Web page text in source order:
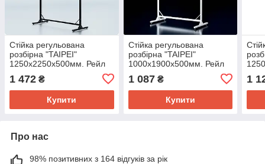
Стійка регульована
розбірна "TAIPEI"
1250х2250х500мм. Рейл
бутіка.
1 472 ₴
Купити
Стійка регульована
розбірна "TAIPEI"
1000х1900х500мм. Рейл
торговий для одягу, для
бутіка.
1 087₴
Купити
1
Про нас
98% позитивних з 164 відгуків за рік